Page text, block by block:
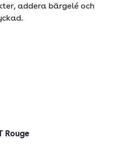
addera bärgelé och
Rouge